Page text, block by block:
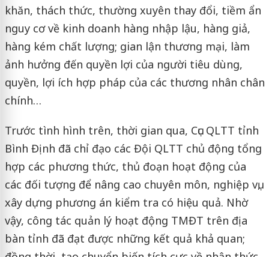
khăn, thách thức, thường xuyên thay đổi, tiềm ẩn
nguy cơ về kinh doanh hàng nhập lậu, hàng giả,
hàng kém chất lượng; gian lận thương mại, làm
ảnh hưởng đến quyền lợi của người tiêu dùng,
quyền, lợi ích hợp pháp của các thương nhân chân
chính…
Trước tình hình trên, thời gian qua, Cục QLTT tỉnh
Bình Định đã chỉ đạo các Đội QLTT chủ động tổng
hợp các phương thức, thủ đoạn hoạt động của
các đối tượng để nâng cao chuyên môn, nghiệp vụ,
xây dựng phương án kiểm tra có hiệu quả. Nhờ
vậy, công tác quản lý hoạt động TMĐT trên địa
bàn tỉnh đã đạt được những kết quả khả quan;